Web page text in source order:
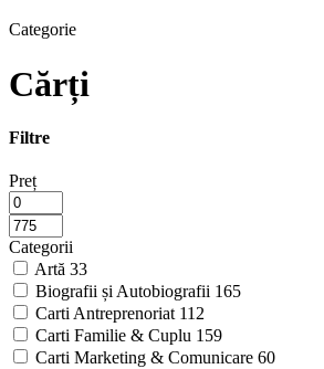
Categorie
Cărți
Filtre
Preț
Categorii
Artă 33
Biografii și Autobiografii 165
Carti Antreprenoriat 112
Carti Familie & Cuplu 159
Carti Marketing & Comunicare 60